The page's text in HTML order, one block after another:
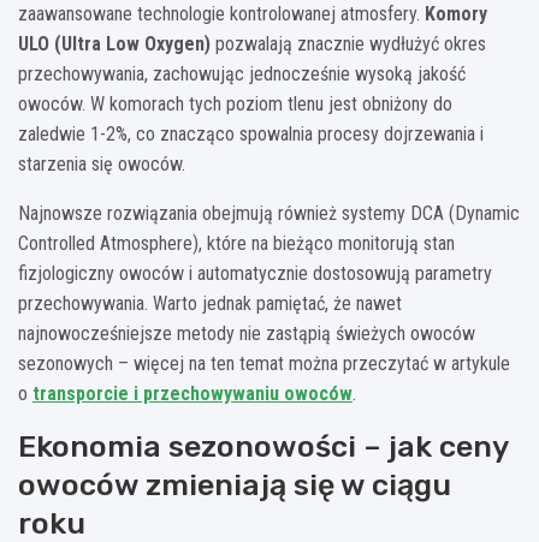
zaawansowane technologie kontrolowanej atmosfery. Komory
ULO (Ultra Low Oxygen) pozwalają znacznie wydłużyć okres
przechowywania, zachowując jednocześnie wysoką jakość
owoców. W komorach tych poziom tlenu jest obniżony do
zaledwie 1-2%, co znacząco spowalnia procesy dojrzewania i
starzenia się owoców.
Najnowsze rozwiązania obejmują również systemy DCA (Dynamic
Controlled Atmosphere), które na bieżąco monitorują stan
fizjologiczny owoców i automatycznie dostosowują parametry
przechowywania. Warto jednak pamiętać, że nawet
najnowocześniejsze metody nie zastąpią świeżych owoców
sezonowych – więcej na ten temat można przeczytać w artykule
o transporcie i przechowywaniu owoców.
Ekonomia sezonowości – jak ceny
owoców zmieniają się w ciągu
roku